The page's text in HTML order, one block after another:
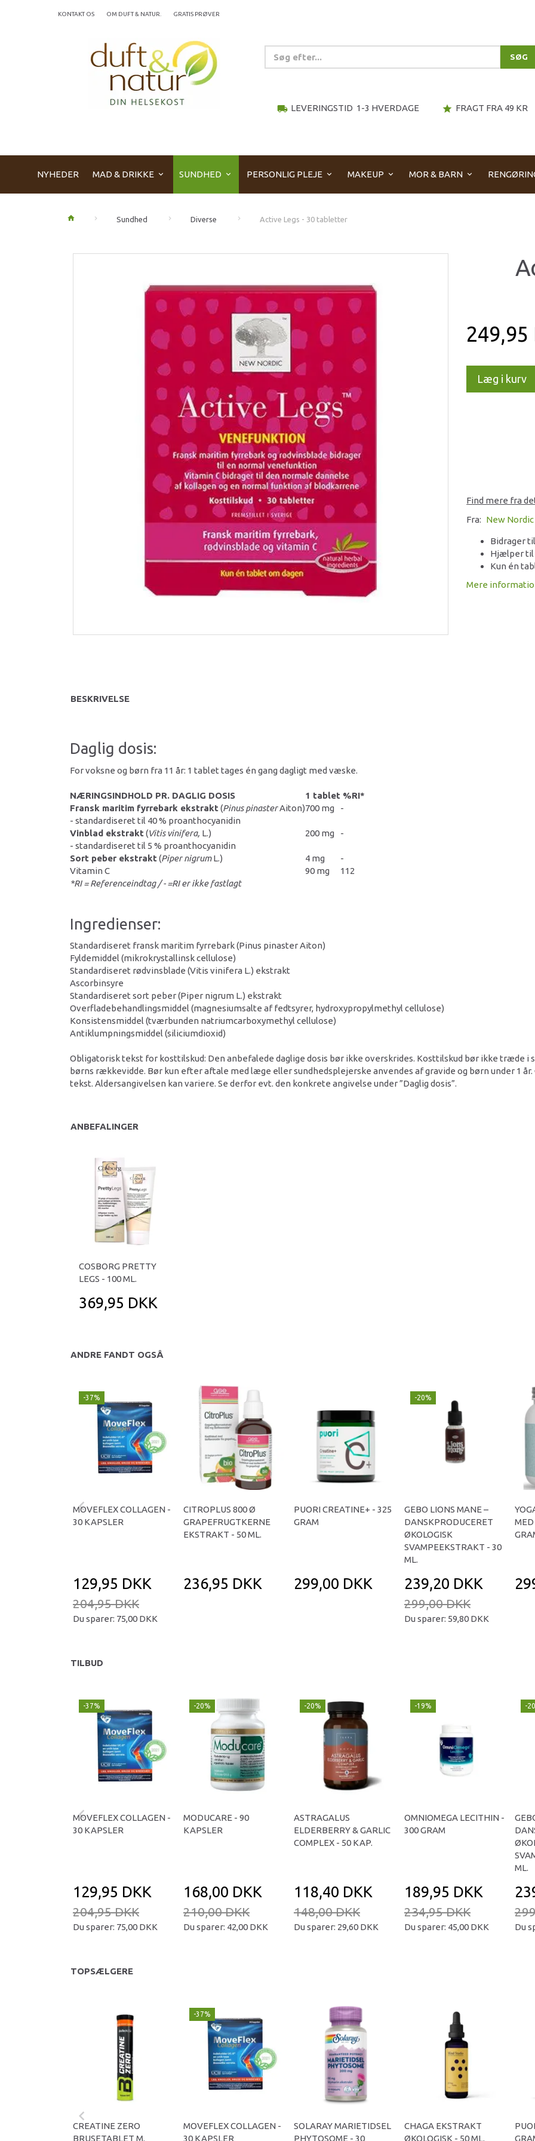
KONTAKT OS OM DUFT & NATUR. GRATIS PRØVER
SØG
local_shipping LEVERINGSTID 1-3 HVERDAGE star FRAGT FRA 49 KR
NYHEDER MAD & DRIKKE SUNDHED PERSONLIG PLEJE MAKEUP MOR & BARN
Sundhed Diverse Active Legs - 30 tabletter
249,95
Læg i kurv
Find mere fra
Fra: New Nordic
Bidrager
Hjælper til
Kun én
Mere
BESKRIVELSE
Daglig dosis:
For voksne og børn fra 11 år: 1 tablet tages én gang dagligt med væske.
NÆRINGSINDHOLD PR. DAGLIG DOSIS 1 tablet %RI*
Fransk maritim fyrrebark ekstrakt (Pinus pinasterAiton)700 mg
-
- standardiseret til 40 % proanthocyanidin
Vinblad ekstrakt (Vitis vinifera, L.) 200 mg
-
- standardiseret til 5 % proanthocyanidin
Sort peber ekstrakt (Piper nigrumL.) 4 mg
-
Vitamin C
90 mg
112
*RI = Referenceindtag / - =RI er ikke fastlagt
Ingredienser:
Standardiseret fransk maritim fyrrebark (Pinus pinaster Aiton)
Fyldemiddel (mikrokrystallinsk cellulose)
Standardiseret rødvinsblade (Vitis vinifera L.) ekstrakt
Ascorbinsyre
Standardiseret sort peber (Piper nigrum L.) ekstrakt
Overfladebehandlingsmiddel (magnesiumsalte af fedtsyrer, hydroxypropylmethyl cellulose)
Konsistensmiddel (tværbunden natriumcarboxymethyl cellulose)
Antiklumpningsmiddel (siliciumdioxid)
Obligatorisk tekst for kosttilskud: Den anbefalede daglige dosis bør ikke overskrides. Kosttilskud bør ikke træde
børns rækkevidde. Bør kun efter aftale med læge eller sundhedsplejerske anvendes af gravide og børn under 1
tekst. Aldersangivelsen kan variere. Se derfor evt. den konkrete angivelse under ”Daglig dosis”.
ANBEFALINGER
COSBORG PRETTY
LEGS - 100 ML.
369,95 DKK
ANDRE FANDT OGSÅ
-37%
MOVEFLEX COLLAGEN -
30 KAPSLER
129,95 DKK
204,95 DKK
Du sparer: 75,00 DKK
CITROPLUS 800 Ø
GRAPEFRUGTKERNE
EKSTRAKT - 50 ML.
236,95 DKK
PUORI CREATINE+ - 325
GRAM
299,00 DKK
-20%
GEBO LIONS MANE –
DANSKPRODUCERET
ØKOLOGISK
SVAMPEEKSTRAKT - 30
ML.
239,20 DKK
299,00 DKK
Du sparer: 59,80 DKK
TILBUD
-37%
MOVEFLEX COLLAGEN -
30 KAPSLER
129,95 DKK
204,95 DKK
Du sparer: 75,00 DKK
-20%
MODUCARE - 90
KAPSLER
168,00 DKK
210,00 DKK
Du sparer: 42,00 DKK
-20%
ASTRAGALUS
ELDERBERRY & GARLIC
COMPLEX - 50 KAP.
118,40 DKK
148,00 DKK
Du sparer: 29,60 DKK
-19%
OMNIOMEGA LECITHIN -
300 GRAM
189,95 DKK
234,95 DKK
Du sparer: 45,00 DKK
-
ML.
Du
TOPSÆLGERE
CREATINE ZERO
BRUSETABLET M.
-37%
MOVEFLEX COLLAGEN -
30 KAPSLER
SOLARAY MARIETIDSEL
PHYTOSOME - 30
CHAGA EKSTRAKT
ØKOLOGISK - 50 ML.